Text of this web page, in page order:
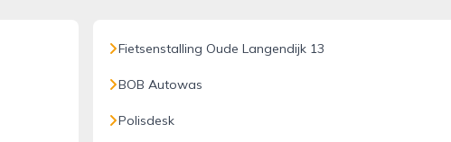
Fietsenstalling Oude Langendijk 13
BOB Autowas
Polisdesk